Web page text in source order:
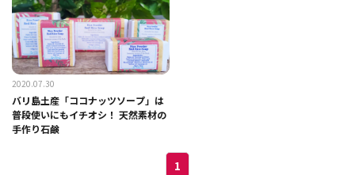
2020.07.30
バリ島土産「ココナッツソープ」は
普段使いにもイチオシ！ 天然素材の
手作り石鹸
1